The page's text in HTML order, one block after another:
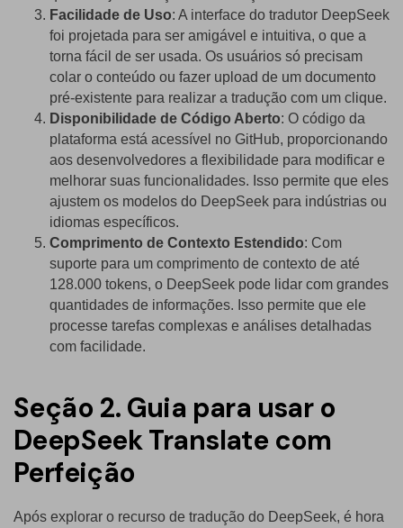
Facilidade de Uso: A interface do tradutor DeepSeek
foi projetada para ser amigável e intuitiva, o que a
torna fácil de ser usada. Os usuários só precisam
colar o conteúdo ou fazer upload de um documento
pré-existente para realizar a tradução com um clique.
Disponibilidade de Código Aberto: O código da
plataforma está acessível no GitHub, proporcionando
aos desenvolvedores a flexibilidade para modificar e
melhorar suas funcionalidades. Isso permite que eles
ajustem os modelos do DeepSeek para indústrias ou
idiomas específicos.
Comprimento de Contexto Estendido: Com
suporte para um comprimento de contexto de até
128.000 tokens, o DeepSeek pode lidar com grandes
quantidades de informações. Isso permite que ele
processe tarefas complexas e análises detalhadas
com facilidade.
Seção 2. Guia para usar o
DeepSeek Translate com
Perfeição
Após explorar o recurso de tradução do DeepSeek, é hora